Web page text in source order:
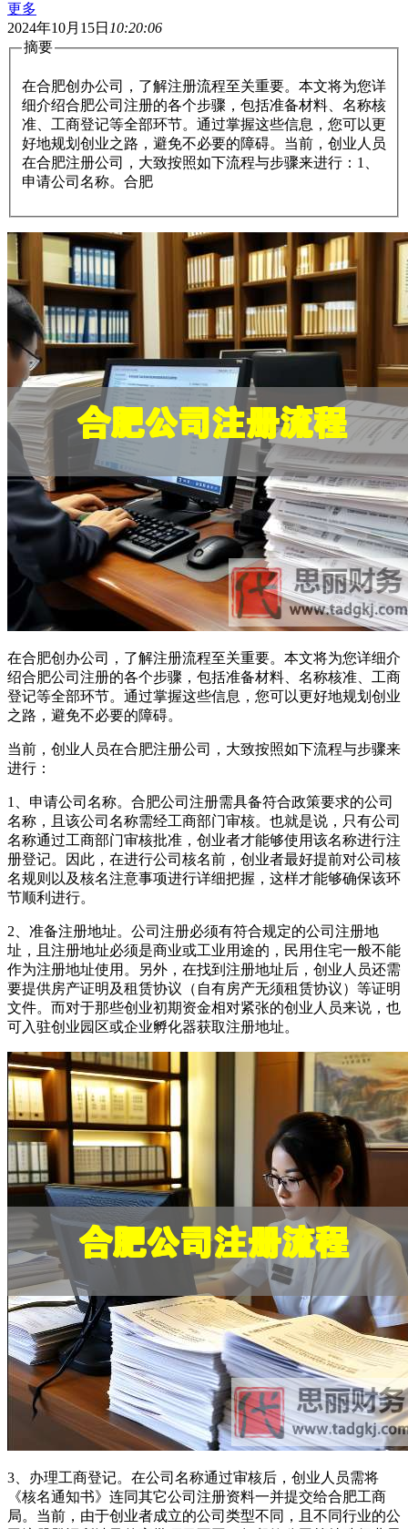
更多
2024年10月15日 10:20:06
摘要
在合肥创办公司，了解注册流程至关重要。本文将为您详
细介绍合肥公司注册的各个步骤，包括准备材料、名称核
准、工商登记等全部环节。通过掌握这些信息，您可以更
好地规划创业之路，避免不必要的障碍。当前，创业人员
在合肥注册公司，大致按照如下流程与步骤来进行：1、
申请公司名称。合肥
在合肥创办公司，了解注册流程至关重要。本文将为您详细介
绍合肥公司注册的各个步骤，包括准备材料、名称核准、工商
登记等全部环节。通过掌握这些信息，您可以更好地规划创业
之路，避免不必要的障碍。
当前，创业人员在合肥注册公司，大致按照如下流程与步骤来
进行：
1、申请公司名称。合肥公司注册需具备符合政策要求的公司
名称，且该公司名称需经工商部门审核。也就是说，只有公司
名称通过工商部门审核批准，创业者才能够使用该名称进行注
册登记。因此，在进行公司核名前，创业者最好提前对公司核
名规则以及核名注意事项进行详细把握，这样才能够确保该环
节顺利进行。
2、准备注册地址。公司注册必须有符合规定的公司注册地
址，且注册地址必须是商业或工业用途的，民用住宅一般不能
作为注册地址使用。另外，在找到注册地址后，创业人员还需
要提供房产证明及租赁协议（自有房产无须租赁协议）等证明
文件。而对于那些创业初期资金相对紧张的创业人员来说，也
可入驻创业园区或企业孵化器获取注册地址。
3、办理工商登记。在公司名称通过审核后，创业人员需将
《核名通知书》连同其它公司注册资料一并提交给合肥工商
局。当前，由于创业者成立的公司类型不同，且不同行业的公